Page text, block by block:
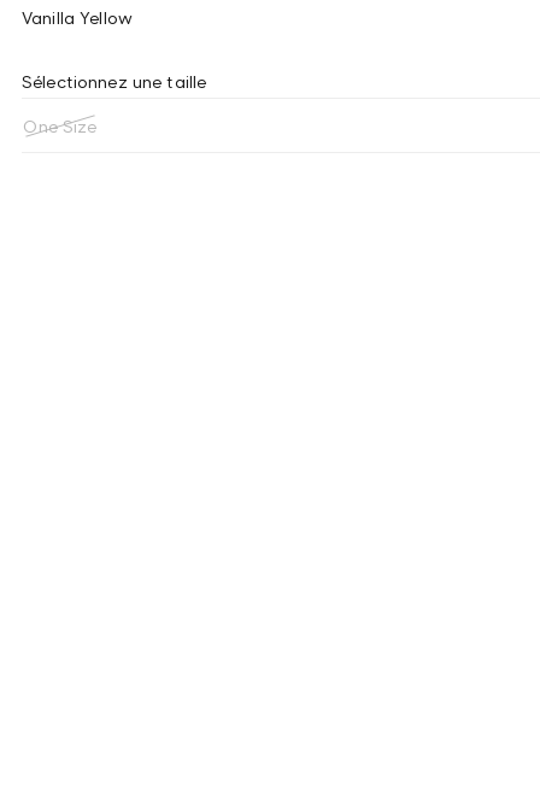
Vanilla Yellow
Sélectionnez une taille
One Size